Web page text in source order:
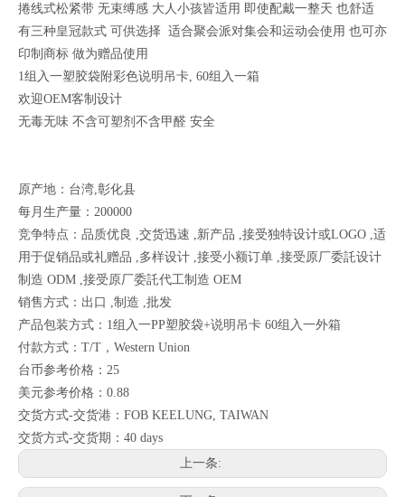
捲线式松紧带 无束缚感 大人小孩皆适用 即使配戴一整天 也舒适
有三种皇冠款式 可供选择 适合聚会派对集会和运动会使用 也可亦
印制商标 做为赠品使用
1组入一塑胶袋附彩色说明吊卡, 60组入一箱
欢迎OEM客制设计
无毒无味 不含可塑剂不含甲醛 安全
原产地：台湾,彰化县
每月生产量：200000
竞争特点：品质优良 ,交货迅速 ,新产品 ,接受独特设计或LOGO ,适
用于促销品或礼赠品 ,多样设计 ,接受小额订单 ,接受原厂委託设计
制造 ODM ,接受原厂委託代工制造 OEM
销售方式：出口 ,制造 ,批发
产品包装方式：1组入一PP塑胶袋+说明吊卡 60组入一外箱
付款方式：T/T，Western Union
台币参考价格：25
美元参考价格：0.88
交货方式-交货港：FOB KEELUNG, TAIWAN
交货方式-交货期：40 days
上一条: